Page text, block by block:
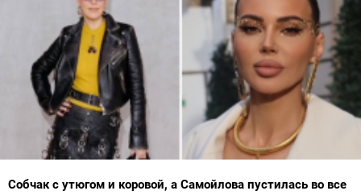
Собчак с утюгом и коровой, а Самойлова пустилась во все